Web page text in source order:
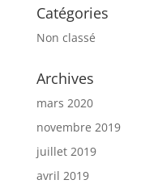
Catégories
Non classé
Archives
mars 2020
novembre 2019
juillet 2019
avril 2019